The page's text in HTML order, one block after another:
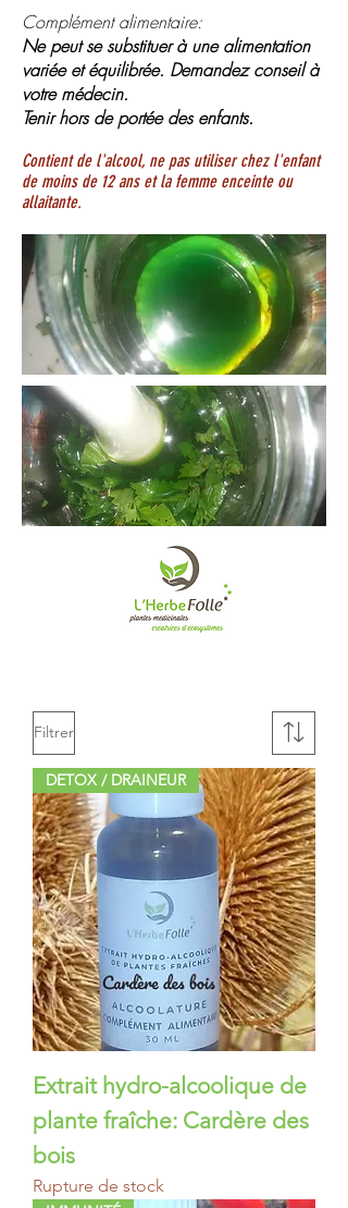
Complément alimentaire:
Ne peut se substituer à une alimentation
variée et équilibrée. Demandez conseil à
votre médecin.
Tenir hors de portée des enfants.
Contient de l'alcool, ne pas utiliser chez l'enfant
de moins de 12 ans et la femme enceinte ou
allaitante.
Filtrer
DETOX / DRAINEUR
Extrait hydro-alcoolique de
plante fraîche: Cardère des
bois
Rupture de stock